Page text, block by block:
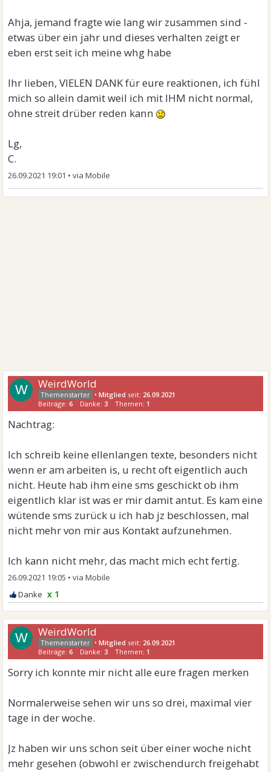
Ahja, jemand fragte wie lang wir zusammen sind -
etwas über ein jahr und dieses verhalten zeigt er
eben erst seit ich meine whg habe
Ihr lieben, VIELEN DANK für eure reaktionen, ich fühl
mich so allein damit weil ich mit IHM nicht normal,
ohne streit drüber reden kann
Lg,
C.
26.09.2021 19:01 •
W WeirdWorld
•Mitglied seit: 26.09.2021
Beiträge:6 Danke:3 Themen: 1
Nachtrag:
Ich schreib keine ellenlangen texte, besonders nicht
wenn er am arbeiten is, u recht oft eigentlich auch
nicht. Heute hab ihm eine sms geschickt ob ihm
eigentlich klar ist was er mir damit antut. Es kam eine
wütende sms zurück u ich hab jz beschlossen, mal
nicht mehr von mir aus Kontakt aufzunehmen.
Ich kann nicht mehr, das macht mich echt fertig.
26.09.2021 19:05 •
x 1
W WeirdWorld
•Mitglied seit: 26.09.2021
Beiträge:6 Danke:3 Themen: 1
Sorry ich konnte mir nicht alle eure fragen merken
Normalerweise sehen wir uns so drei, maximal vier
tage in der woche.
Jz haben wir uns schon seit über einer woche nicht
mehr gesehen (obwohl er zwischendurch freigehabt